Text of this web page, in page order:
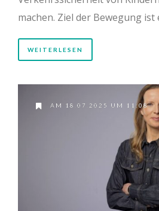
machen. Ziel der Bewegung ist
WEITERLESEN
AM 18.07.2025 UM 11:08